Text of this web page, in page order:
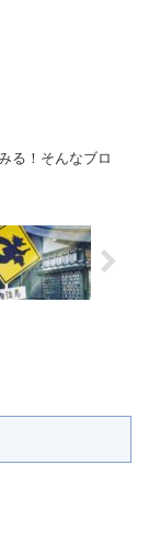
る！そんなブロ